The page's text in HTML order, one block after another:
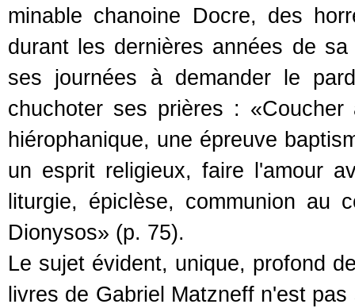
minable chanoine Docre, des
durant les dernières années de
ses journées à demander le
chuchoter ses prières :
hiérophanique, une épreuve
un esprit religieux, faire l'amour
liturgie, épiclèse, communion au
Dionysos» (p. 75).
Le sujet évident, unique, profond
livres de Gabriel Matzneff n'est